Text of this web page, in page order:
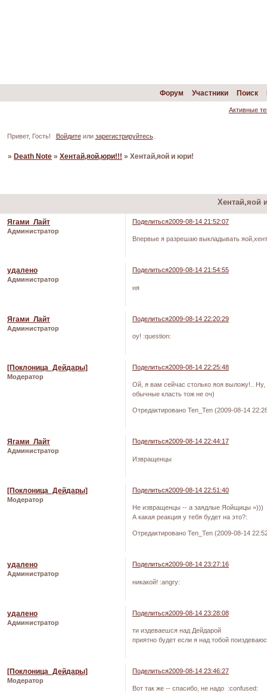
Форум Участники Поиск
Активные
Привет, Гость! Войдитеили зарегистрируйтесь.
»Death Note »Хентай,яой,юри!!! »Хентай,яой и юри!
Хентай,яой
Поделиться2009-08-14 21:52:07
Ягами_Лайт
Администратор
Впервые я разрешаю выкладывать
Поделиться2009-08-14 21:54:55
удалено
Администратор
ня
Поделиться2009-08-14 22:20:29
Ягами_Лайт
Администратор
оу! :question:
Поделиться2009-08-14 22:25:48
[Поклоница_Дейдары]
Модератор
Ой, я вам сейчас столько яоя выложу!..
обычные класть тож не оч)
Отредактировано Ten_Ten (2009-08-14
Поделиться2009-08-14 22:44:17
Ягами_Лайт
Администратор
Извращенцы
Поделиться2009-08-14 22:51:40
[Поклоница_Дейдары]
Модератор
Не извращенцы -- а заядлые Яойщицы =)))
А какая реакция у тебя будет на это?:
Отредактировано Ten_Ten (2009-08-14
Поделиться2009-08-14 23:27:16
удалено
Администратор
никакой! :angry:
Поделиться2009-08-14 23:28:08
удалено
Администратор
ти издеваешся над Дейдарой
приятно будет если я над тобой
Поделиться2009-08-14 23:46:27
[Поклоница_Дейдары]
Модератор
Вот так же -- спасибо, не надо :confused: